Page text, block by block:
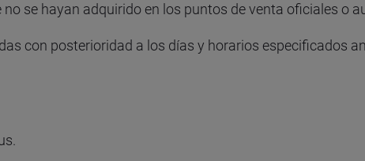
se hayan adquirido en los puntos de venta oficiales o
con posterioridad a los días y horarios especificados